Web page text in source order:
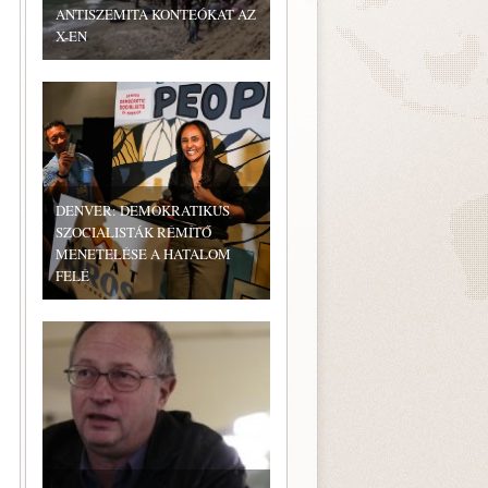
ANTISZEMITA KONTEÓKAT AZ
X-EN
DENVER: DEMOKRATIKUS
SZOCIALISTÁK RÉMÍTŐ
MENETELÉSE A HATALOM
FELÉ